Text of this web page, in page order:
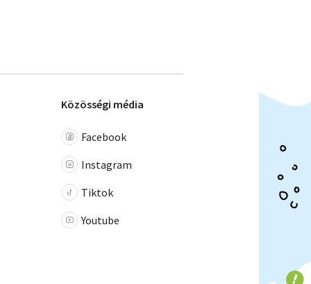
Közösségi média
Facebook
Instagram
Tiktok
Youtube